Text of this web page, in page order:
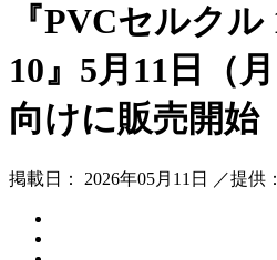
『PVCセルクル
10』5月11日（
向けに販売開始
掲載日： 2026年05月11日 ／提供